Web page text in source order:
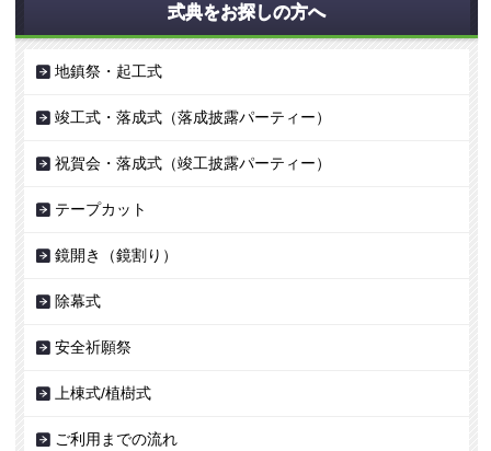
式典をお探しの方へ
地鎮祭・起工式
竣工式・落成式（落成披露パーティー）
祝賀会・落成式（竣工披露パーティー）
テープカット
鏡開き（鏡割り）
除幕式
安全祈願祭
上棟式/植樹式
ご利用までの流れ